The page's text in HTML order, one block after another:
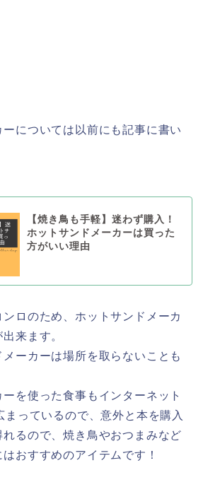
については以前にも記事に書い
【焼き鳥も手軽】迷わず購入！
ホットサンドメーカーは買った
方がいい理由
ロのため、ホットサンドメーカ
来ます。
ーカーは場所を取らないことも
を使った食事もインターネット
っているので、意外と本を購入
れるので、焼き鳥やおつまみなど
おすすめのアイテムです！